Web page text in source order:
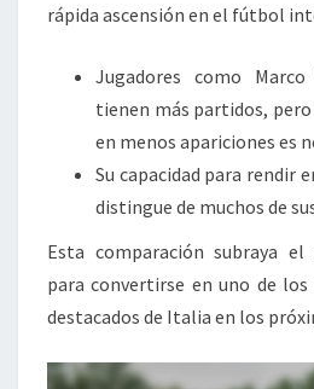
rápida ascensión en el fútbol
Jugadores como
tienen más partidos,
en menos apariciones es
Su capacidad para rendir
distingue de muchos de
Esta comparación subraya
para convertirse en uno de
destacados de Italia en los